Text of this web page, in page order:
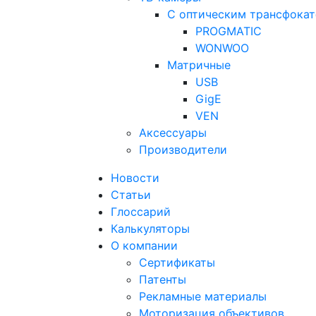
С оптическим
PROGMATIC
WONWOO
Матричные
USB
GigE
VEN
Аксессуары
Производители
Новости
Статьи
Глоссарий
Калькуляторы
О компании
Сертификаты
Патенты
Рекламные материалы
Моторизация объективов